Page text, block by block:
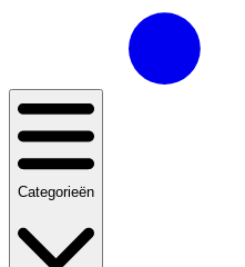
Categorieën